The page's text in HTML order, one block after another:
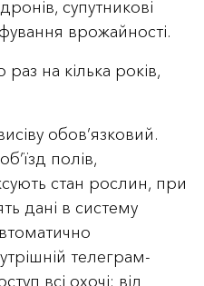
супутникові
врожайності.
на кілька років,
обов’язковий.
полів,
стан рослин, при
дані в систему
телеграм-
всі охочі: від